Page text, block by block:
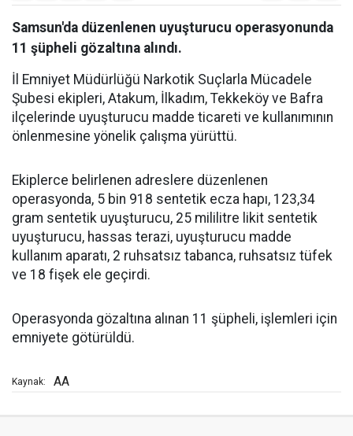
Samsun'da düzenlenen uyuşturucu operasyonunda
11 şüpheli gözaltına alındı.
İl Emniyet Müdürlüğü Narkotik Suçlarla Mücadele
Şubesi ekipleri, Atakum, İlkadım, Tekkeköy ve Bafra
ilçelerinde uyuşturucu madde ticareti ve kullanımının
önlenmesine yönelik çalışma yürüttü.
Ekiplerce belirlenen adreslere düzenlenen
operasyonda, 5 bin 918 sentetik ecza hapı, 123,34
gram sentetik uyuşturucu, 25 mililitre likit sentetik
uyuşturucu, hassas terazi, uyuşturucu madde
kullanım aparatı, 2 ruhsatsız tabanca, ruhsatsız tüfek
ve 18 fişek ele geçirdi.
Operasyonda gözaltına alınan 11 şüpheli, işlemleri için
emniyete götürüldü.
Kaynak: AA